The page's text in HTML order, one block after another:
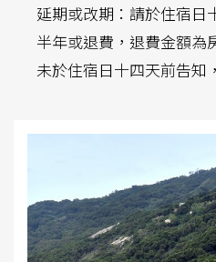
延期或改期：請於住宿日
半年或退費，退費金額為
未於住宿日十四天前告知